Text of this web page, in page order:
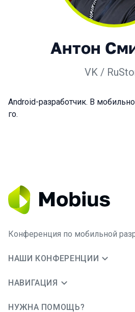
Антон
VK /
Android-разработчик. В
го.
Конференция по мобильной
НАШИ КОНФЕРЕНЦИИ
НАВИГАЦИЯ
НУЖНА ПОМОЩЬ?